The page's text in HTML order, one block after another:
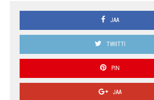
JAA
TWIITTI
PIN
JAA